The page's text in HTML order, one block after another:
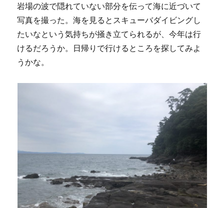
岩場の波で隠れていない部分を伝って海に近づいて
写真を撮った。海を見るとスキューバダイビングし
たいなという気持ちが掻き立てられるが、今年は行
けるだろうか。日帰りで行けるところを探してみよ
うかな。